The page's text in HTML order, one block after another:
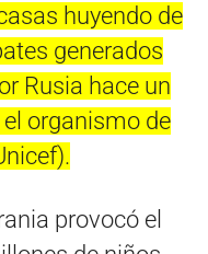
huyendo de
generados
Rusia hace un
organismo de
provocó el